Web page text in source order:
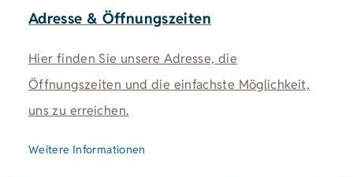
Adresse & Öffnungszeiten
Hier finden Sie unsere Adresse, die
Öffnungszeiten und die einfachste Möglichkeit,
uns zu erreichen.
Weitere Informationen